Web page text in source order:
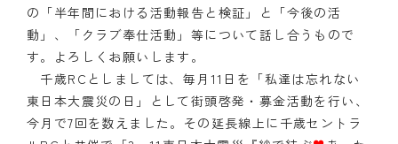
クラブの歴史
歴代会長・幹事
記念誌
案内
の「半年間における活動報告と検証」と「今後の活
動」、「クラブ奉仕活動」等について話し合うもので
す。よろしくお願いします。
千歳RCとしましては、毎月11日を「私達は忘れない
東日本大震災の日」として街頭啓発・募金活動を行い、
今月で7回を数えました。その延長線上に千歳セントラ